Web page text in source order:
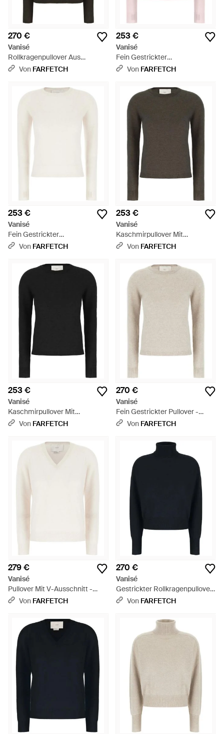
270 €
Vanisé
Rollkragenpullover Aus
Kaschmir - Schwarz
Von FARFETCH
253 €
Vanisé
Fein Gestrickter
Kaschmirpullover - Pink
Von FARFETCH
253 €
Vanisé
Fein Gestrickter
Kaschmirpullover - Weiß
Von FARFETCH
253 €
Vanisé
Kaschmirpullover Mit
Rundhalsausschnitt - Schwarz
Von FARFETCH
253 €
Vanisé
Kaschmirpullover Mit
Rundhalsausschnitt - Schwarz
Von FARFETCH
270 €
Vanisé
Fein Gestrickter Pullover -
WeißVon FARFETCH
279 €
Vanisé
Pullover Mit V-Ausschnitt -
WeißVon FARFETCH
270 €
Vanisé
Gestrickter Rollkragenpullover
- Blau
Von FARFETCH